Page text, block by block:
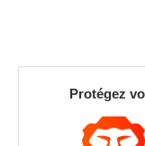
Protégez